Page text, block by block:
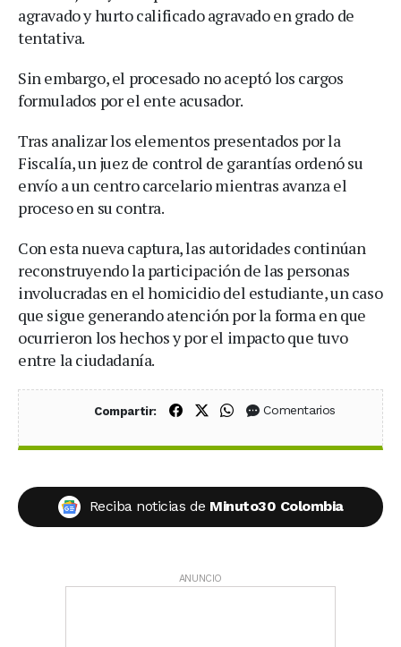
agravado y hurto calificado agravado en grado de
tentativa.
Sin embargo, el procesado no aceptó los cargos
formulados por el ente acusador.
Tras analizar los elementos presentados por la
Fiscalía, un juez de control de garantías ordenó su
envío a un centro carcelario mientras avanza el
proceso en su contra.
Con esta nueva captura, las autoridades continúan
reconstruyendo la participación de las personas
involucradas en el homicidio del estudiante, un caso
que sigue generando atención por la forma en que
ocurrieron los hechos y por el impacto que tuvo
entre la ciudadanía.
Compartir: Compartir en Facebook
Compartir en X (Twitter)
Compartir en WhatsApp
Comentarios
Reciba noticias de Minuto30 Colombia
ANUNCIO